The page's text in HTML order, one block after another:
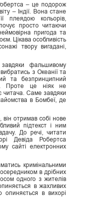
– це подорож
– Індії. Вона стане
плеядою кольорів,
просто читаючи
пригода та
Цікава особливість
твору вигадані,
завдяки фальшивому
з Океанії та
та безпринципний
Проте це ніяк не
читача. Саме завдяки
в Бомбеї, де
отримав собі нове
підтекст і ним
До речі, читати
Девіда Робертса
сайті електронних
кримінальними
в дрібних
одного з жителів
в жахливих
опиняється в вихорі